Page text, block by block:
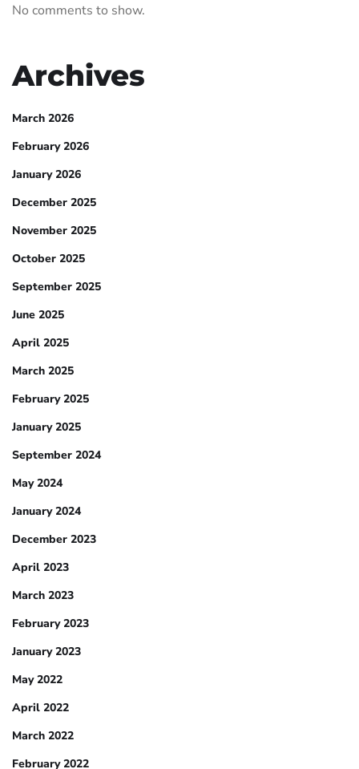
No comments to show.
Archives
March 2026
February 2026
January 2026
December 2025
November 2025
October 2025
September 2025
June 2025
April 2025
March 2025
February 2025
January 2025
September 2024
May 2024
January 2024
December 2023
April 2023
March 2023
February 2023
January 2023
May 2022
April 2022
March 2022
February 2022